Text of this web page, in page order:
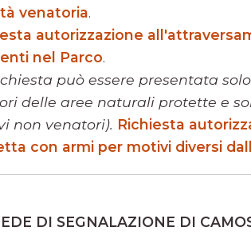
venatoria.
autorizzazione
nel Parco.
può essere presentata
delle aree naturali protette e
non venatori). Richiesta
con armi per motivi diversi
DI SEGNALAZIONE DI